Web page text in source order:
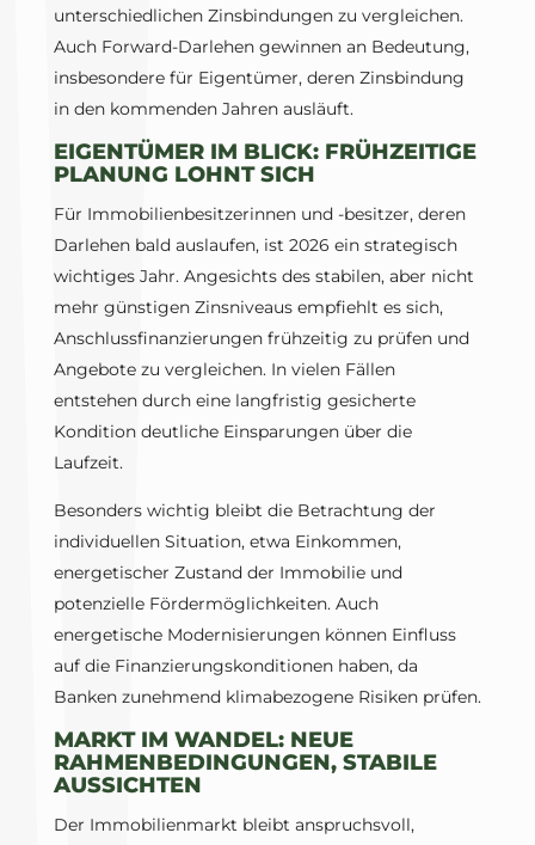
unterschiedlichen Zinsbindungen zu vergleichen.
Auch Forward-Darlehen gewinnen an Bedeutung,
insbesondere für Eigentümer, deren Zinsbindung
in den kommenden Jahren ausläuft.
EIGENTÜMER IM BLICK: FRÜHZEITIGE
PLANUNG LOHNT SICH
Für Immobilienbesitzerinnen und -besitzer, deren
Darlehen bald auslaufen, ist 2026 ein strategisch
wichtiges Jahr. Angesichts des stabilen, aber nicht
mehr günstigen Zinsniveaus empfiehlt es sich,
Anschlussfinanzierungen frühzeitig zu prüfen und
Angebote zu vergleichen. In vielen Fällen
entstehen durch eine langfristig gesicherte
Kondition deutliche Einsparungen über die
Laufzeit.
Besonders wichtig bleibt die Betrachtung der
individuellen Situation, etwa Einkommen,
energetischer Zustand der Immobilie und
potenzielle Fördermöglichkeiten. Auch
energetische Modernisierungen können Einfluss
auf die Finanzierungskonditionen haben, da
Banken zunehmend klimabezogene Risiken prüfen.
MARKT IM WANDEL: NEUE
RAHMENBEDINGUNGEN, STABILE
AUSSICHTEN
Der Immobilienmarkt bleibt anspruchsvoll,